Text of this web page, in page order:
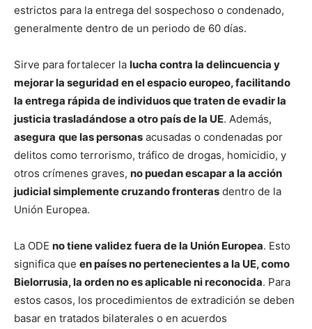
estrictos para la entrega del sospechoso o condenado,
generalmente dentro de un periodo de 60 días.
Sirve para fortalecer la lucha contra la delincuencia y
mejorar la seguridad en el espacio europeo, facilitando
la entrega rápida de individuos que traten de evadir la
justicia trasladándose a otro país de la UE. Además,
asegura que las personas acusadas o condenadas por
delitos como terrorismo, tráfico de drogas, homicidio, y
otros crímenes graves, no puedan escapar a la acción
judicial simplemente cruzando fronteras dentro de la
Unión Europea.
La ODE no tiene validez fuera de la Unión Europea. Esto
significa que en países no pertenecientes a la UE, como
Bielorrusia, la orden no es aplicable ni reconocida. Para
estos casos, los procedimientos de extradición se deben
basar en tratados bilaterales o en acuerdos